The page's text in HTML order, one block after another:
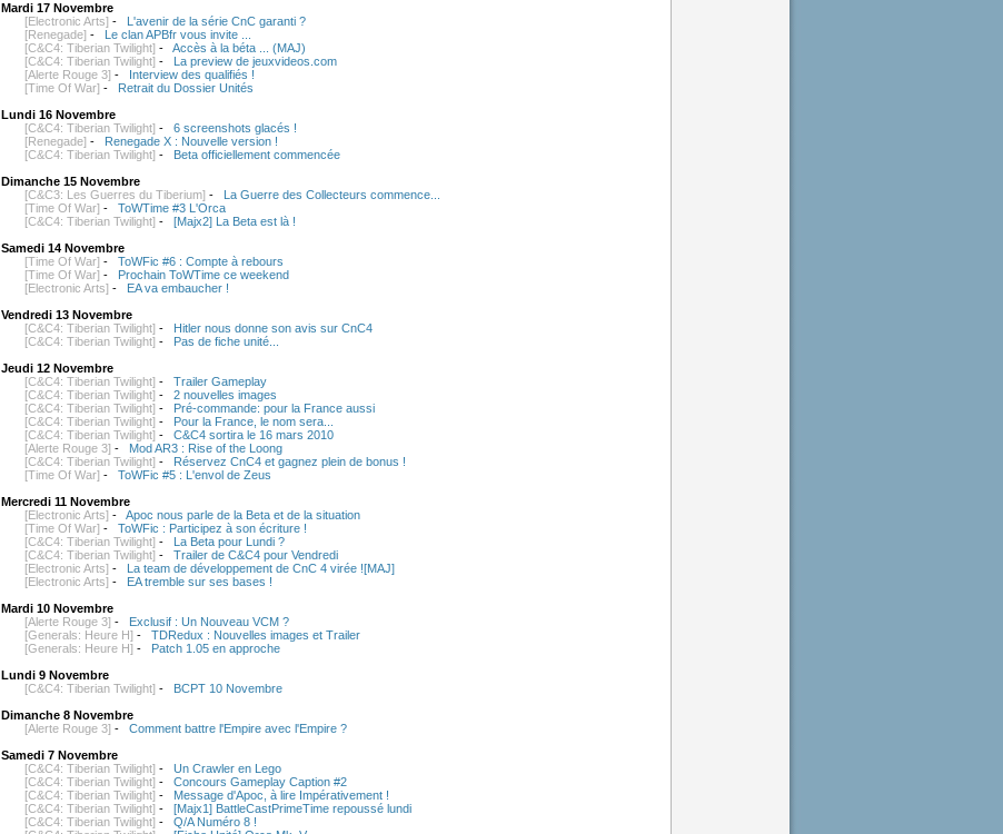
Mardi 17 Novembre
[Electronic Arts] -
L'avenir de la série CnC garanti ?
[Renegade] -
Le clan APBfr vous invite ...
[C&C4: Tiberian Twilight] - Accès à la béta ... (MAJ)
[C&C4: Tiberian Twilight] -
La preview de jeuxvideos.com
[Alerte Rouge 3] -
Interview des qualifiés !
[Time Of War] -
Retrait du Dossier Unités
Lundi 16 Novembre
[C&C4: Tiberian Twilight] - 6 screenshots glacés !
[Renegade] -
Renegade X : Nouvelle version !
[C&C4: Tiberian Twilight] -
Beta officiellement commencée
Dimanche 15 Novembre
[C&C3: Les Guerres du Tiberium] -
La Guerre des Collecteurs commence...
[Time Of War] - ToWTime #3 L'Orca
[C&C4: Tiberian Twilight] - [Majx2] La Beta est là !
Samedi 14 Novembre
[Time Of War] - ToWFic #6 : Compte à rebours
[Time Of War] -
Prochain ToWTime ce weekend
[Electronic Arts] -
EA va embaucher !
Vendredi 13 Novembre
[C&C4: Tiberian Twilight] -
Hitler nous donne son avis sur CnC4
[C&C4: Tiberian Twilight] -
Pas de fiche unité...
Jeudi 12 Novembre
[C&C4: Tiberian Twilight] - Trailer Gameplay
[C&C4: Tiberian Twilight] - 2 nouvelles images
[C&C4: Tiberian Twilight] -
Pré-commande: pour la France aussi
[C&C4: Tiberian Twilight] -
Pour la France, le nom sera...
[C&C4: Tiberian Twilight] - C&C4 sortira le 16 mars 2010
[Alerte Rouge 3] -
Mod AR3 : Rise of the Loong
[C&C4: Tiberian Twilight] -
Réservez CnC4 et gagnez plein de bonus !
[Time Of War] - ToWFic #5 : L'envol de Zeus
Mercredi 11 Novembre
[Electronic Arts] - Apoc nous parle de la Beta et de la situation
[Time Of War] - ToWFic : Participez à son écriture !
[C&C4: Tiberian Twilight] -
La Beta pour Lundi ?
[C&C4: Tiberian Twilight] - Trailer de C&C4 pour Vendredi
[Electronic Arts] -
La team de développement de CnC 4 virée ![MAJ]
[Electronic Arts] -
EA tremble sur ses bases !
Mardi 10 Novembre
[Alerte Rouge 3] -
Exclusif : Un Nouveau VCM ?
[Generals: Heure H] - TDRedux : Nouvelles images et Trailer
[Generals: Heure H] -
Patch 1.05 en approche
Lundi 9 Novembre
[C&C4: Tiberian Twilight] -
BCPT 10 Novembre
Dimanche 8 Novembre
[Alerte Rouge 3] - Comment battre l'Empire avec l'Empire ?
Samedi 7 Novembre
[C&C4: Tiberian Twilight] - Un Crawler en Lego
[C&C4: Tiberian Twilight] - Concours Gameplay Caption #2
[C&C4: Tiberian Twilight] -
Message d'Apoc, à lire Impérativement !
[C&C4: Tiberian Twilight] - [Majx1] BattleCastPrimeTime repoussé lundi
[C&C4: Tiberian Twilight] - Q/A Numéro 8 !